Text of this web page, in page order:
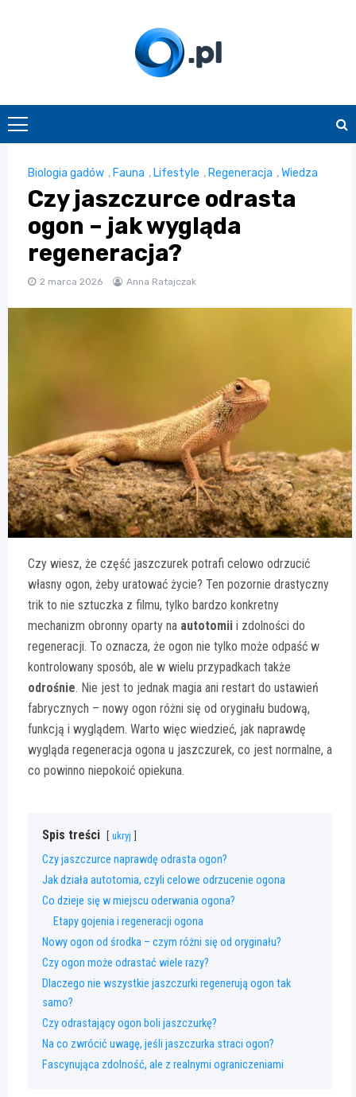
O.pl
Biologia gadów , Fauna , Lifestyle , Regeneracja ,Wiedza
Czy jaszczurce odrasta
ogon – jak wygląda
regeneracja?
2 marca 2026 Anna Ratajczak
Czy wiesz, że część jaszczurek potrafi celowo odrzucić
własny ogon, żeby uratować życie? Ten pozornie drastyczny
trik to nie sztuczka z filmu, tylko bardzo konkretny
mechanizm obronny oparty na autotomii i zdolności do
regeneracji. To oznacza, że ogon nie tylko może odpaść w
kontrolowany sposób, ale w wielu przypadkach także
odrośnie. Nie jest to jednak magia ani restart do ustawień
fabrycznych – nowy ogon różni się od oryginału budową,
funkcją i wyglądem. Warto więc wiedzieć, jak naprawdę
wygląda regeneracja ogona u jaszczurek, co jest normalne, a
co powinno niepokoić opiekuna.
Spis treści ukryj
Czy jaszczurce naprawdę odrasta ogon?
Jak działa autotomia, czyli celowe odrzucenie ogona
Co dzieje się w miejscu oderwania ogona?
Etapy gojenia i regeneracji ogona
Nowy ogon od środka – czym różni się od oryginału?
Czy ogon może odrastać wiele razy?
Dlaczego nie wszystkie jaszczurki regenerują ogon tak
samo?
Czy odrastający ogon boli jaszczurkę?
Na co zwrócić uwagę, jeśli jaszczurka straci ogon?
Fascynująca zdolność, ale z realnymi ograniczeniami